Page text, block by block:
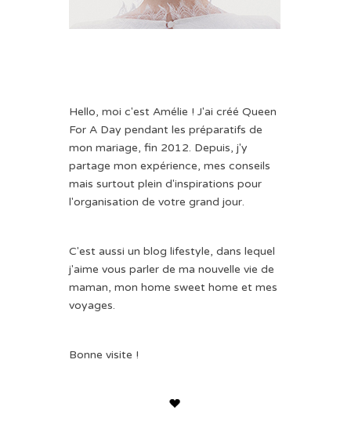
Hello, moi c'est Amélie ! J'ai créé Queen
For A Day pendant les préparatifs de
mon mariage, fin 2012. Depuis, j'y
partage mon expérience, mes conseils
mais surtout plein d'inspirations pour
l'organisation de votre grand jour.
C'est aussi un blog lifestyle, dans lequel
j'aime vous parler de ma nouvelle vie de
maman, mon home sweet home et mes
voyages.
Bonne visite !